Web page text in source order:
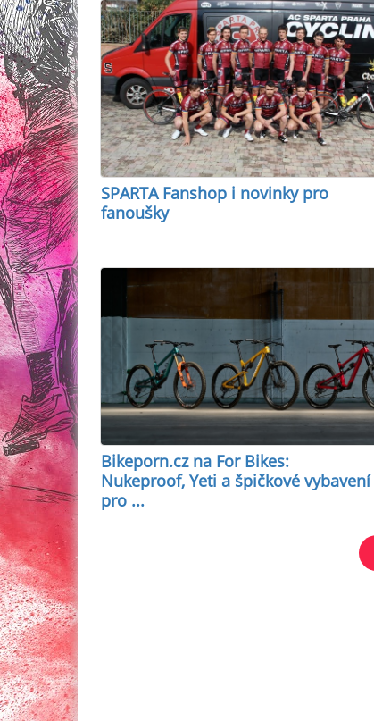
SPARTA Fanshop i novinky pro
fanoušky
Bikeporn.cz na For Bikes:
Nukeproof, Yeti a špičkové vybavení
pro ...